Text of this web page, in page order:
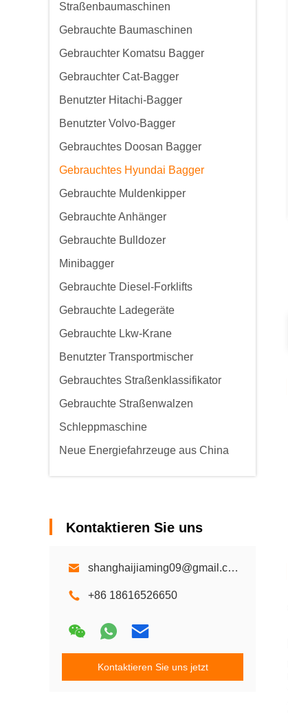
Straßenbaumaschinen
Gebrauchte Baumaschinen
Gebrauchter Komatsu Bagger
Gebrauchter Cat-Bagger
Benutzter Hitachi-Bagger
Benutzter Volvo-Bagger
Gebrauchtes Doosan Bagger
Gebrauchtes Hyundai Bagger
Gebrauchte Muldenkipper
Gebrauchte Anhänger
Gebrauchte Bulldozer
Minibagger
Gebrauchte Diesel-Forklifts
Gebrauchte Ladegeräte
Gebrauchte Lkw-Krane
Benutzter Transportmischer
Gebrauchtes Straßenklassifikator
Gebrauchte Straßenwalzen
Schleppmaschine
Neue Energiefahrzeuge aus China
Kontaktieren Sie uns
shanghaijiaming09@gmail.com
+86 18616526650
Kontaktieren Sie uns jetzt